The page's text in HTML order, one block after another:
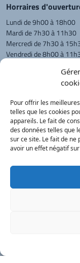
Pour offrir les
telles que les cookies
appareils. Le fait de
des données telles que
sur ce site. Le fait de
avoir un effet négatif
Horraires
Lundi de 9h00 à 18h00
Mardi de 7h30 à 11h30
Mercredi de 7h30 à
Vendredi de 8h00 à
L'appel
Monsieur le Maire et les
Retour à l'accueil Actualités
Démarches
®onimajine.com-
LE PATRIOTE -